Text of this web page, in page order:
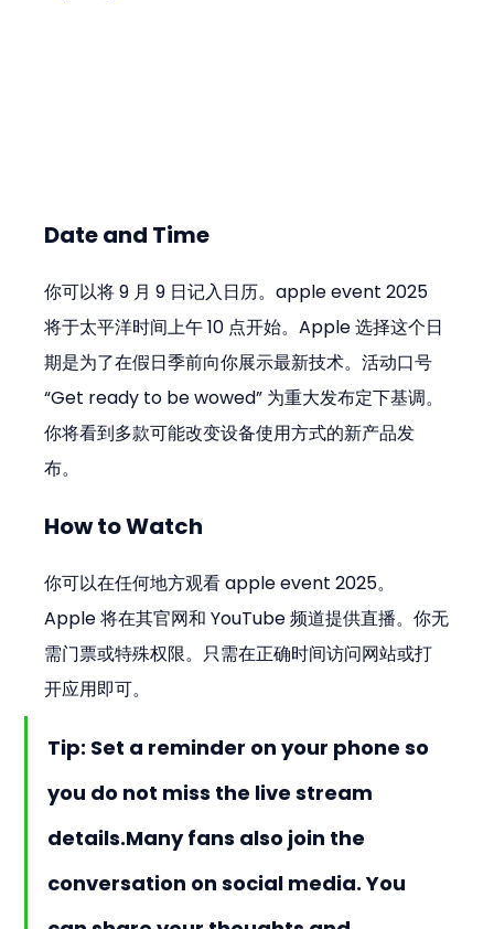
Date and Time
你可以将 9 月 9 日记入日历。apple event 2025
将于太平洋时间上午 10 点开始。Apple 选择这个日
期是为了在假日季前向你展示最新技术。活动口号
“Get ready to be wowed” 为重大发布定下基调。
你将看到多款可能改变设备使用方式的新产品发
布。
How to Watch
你可以在任何地方观看 apple event 2025。
Apple 将在其官网和 YouTube 频道提供直播。你无
需门票或特殊权限。只需在正确时间访问网站或打
开应用即可。
Tip: Set a reminder on your phone so
you do not miss the live stream
details.Many fans also join the
conversation on social media. You